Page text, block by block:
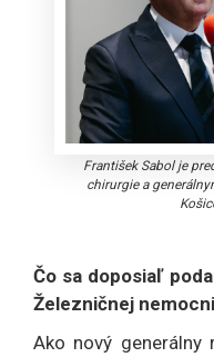
František Sabol je
chirurgie a
Čo sa doposiaľ
Železničnej
Ako nový